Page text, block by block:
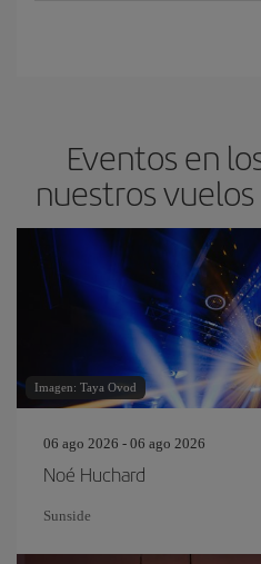
Eventos en
nuestros
Imagen: Taya Ovod
06 ago 2026 - 06 ago 2026
Noé Huchard
Sunside